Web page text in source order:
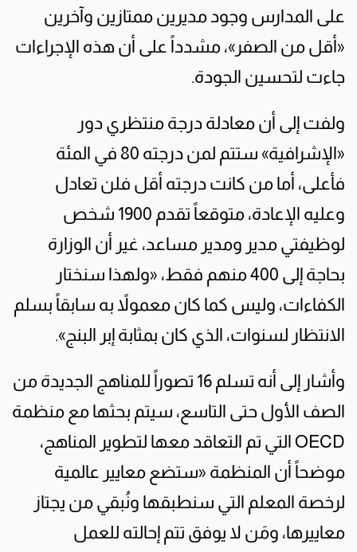
على المدارس وجود مديرين ممتازين وآخرين
«أقل من الصفر»، مشدداً على أن هذه الإجراءات
جاءت لتحسين الجودة.
ولفت إلى أن معادلة درجة منتظري دور
«الإشرافية» ستتم لمن درجته 80 في المئة
فأعلى، أما من كانت درجته أقل فلن تعادل
وعليه الإعادة، متوقعاً تقدم 1900 شخص
لوظيفتي مدير ومدير مساعد، غير أن الوزارة
بحاجة إلى 400 منهم فقط، «ولهذا سنختار
الكفاءات، وليس كما كان معمولاً به سابقاً بسلم
الانتظار لسنوات، الذي كان بمثابة إبر البنج».
وأشار إلى أنه تسلم 16 تصوراً للمناهج الجديدة من
الصف الأول حتى التاسع، سيتم بحثها مع منظمة
OECD التي تم التعاقد معها لتطوير المناهج،
موضحاً أن المنظمة «ستضع معايير عالمية
لرخصة المعلم التي سنطبقها ونُبقي من يجتاز
معاييرها، ومَن لا يوفق تتم إحالته للعمل